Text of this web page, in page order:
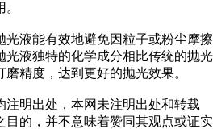
光液能有效地避免因粒子或粉尘摩擦
光液独特的化学成分相比传统的抛光
精度，达到更好的抛光效果。
注明出处，本网未注明出处和转载
目的，并不意味着赞同其观点或证实